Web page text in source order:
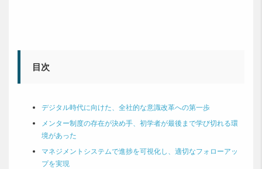
目次
デジタル時代に向けた、全社的な意識改革への第一歩
メンター制度の存在が決め手、初学者が最後まで学び切れる環
境があった
マネジメントシステムで進捗を可視化し、適切なフォローアッ
プを実現